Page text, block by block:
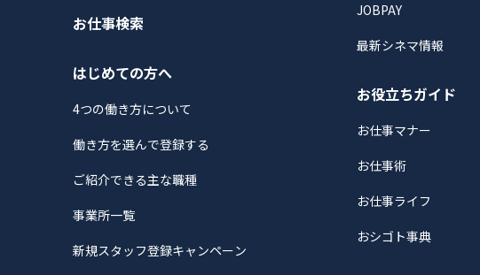
お仕事検索
はじめての方へ
4つの働き方について
働き方を選んで登録する
ご紹介できる主な職種
事業所一覧
新規スタッフ登録キャンペーン
JOBPAY
最新シネマ情報
お役立ちガイド
お仕事マナー
お仕事術
お仕事ライフ
おシゴト事典